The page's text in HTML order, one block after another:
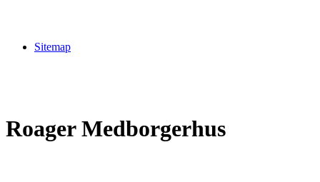
Sitemap
Roager Medborgerhus